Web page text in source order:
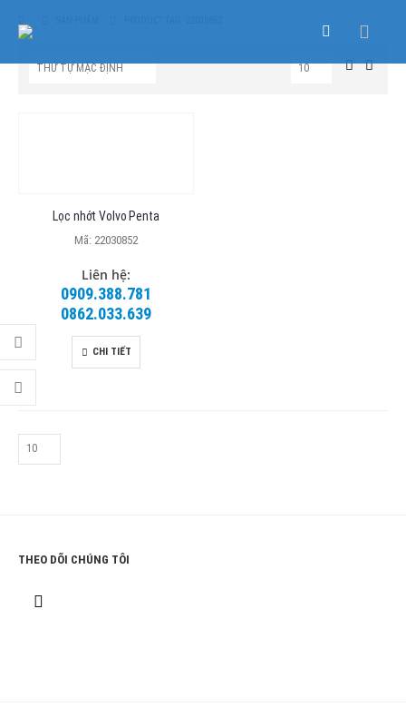
Lọc nhớt Volvo Penta
Mã: 22030852
Liên hệ:
0909.388.781
0862.033.639
CHI TIẾT
THEO DÕI CHÚNG TÔI